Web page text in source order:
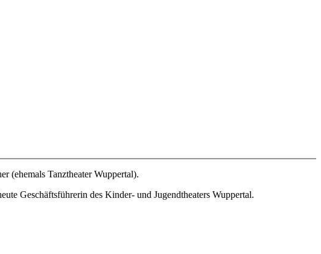
(ehemals Tanztheater Wuppertal).
Geschäftsführerin des Kinder- und Jugendtheaters Wuppertal.